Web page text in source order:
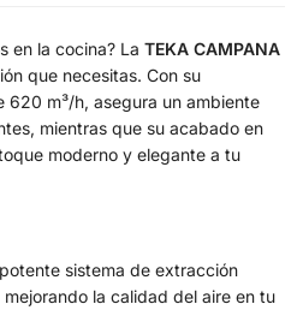
en la cocina? La TEKA CAMPANA
que necesitas. Con su
m³/h, asegura un ambiente
mientras que su acabado en
moderno y elegante a tu
sistema de extracción
la calidad del aire en tu